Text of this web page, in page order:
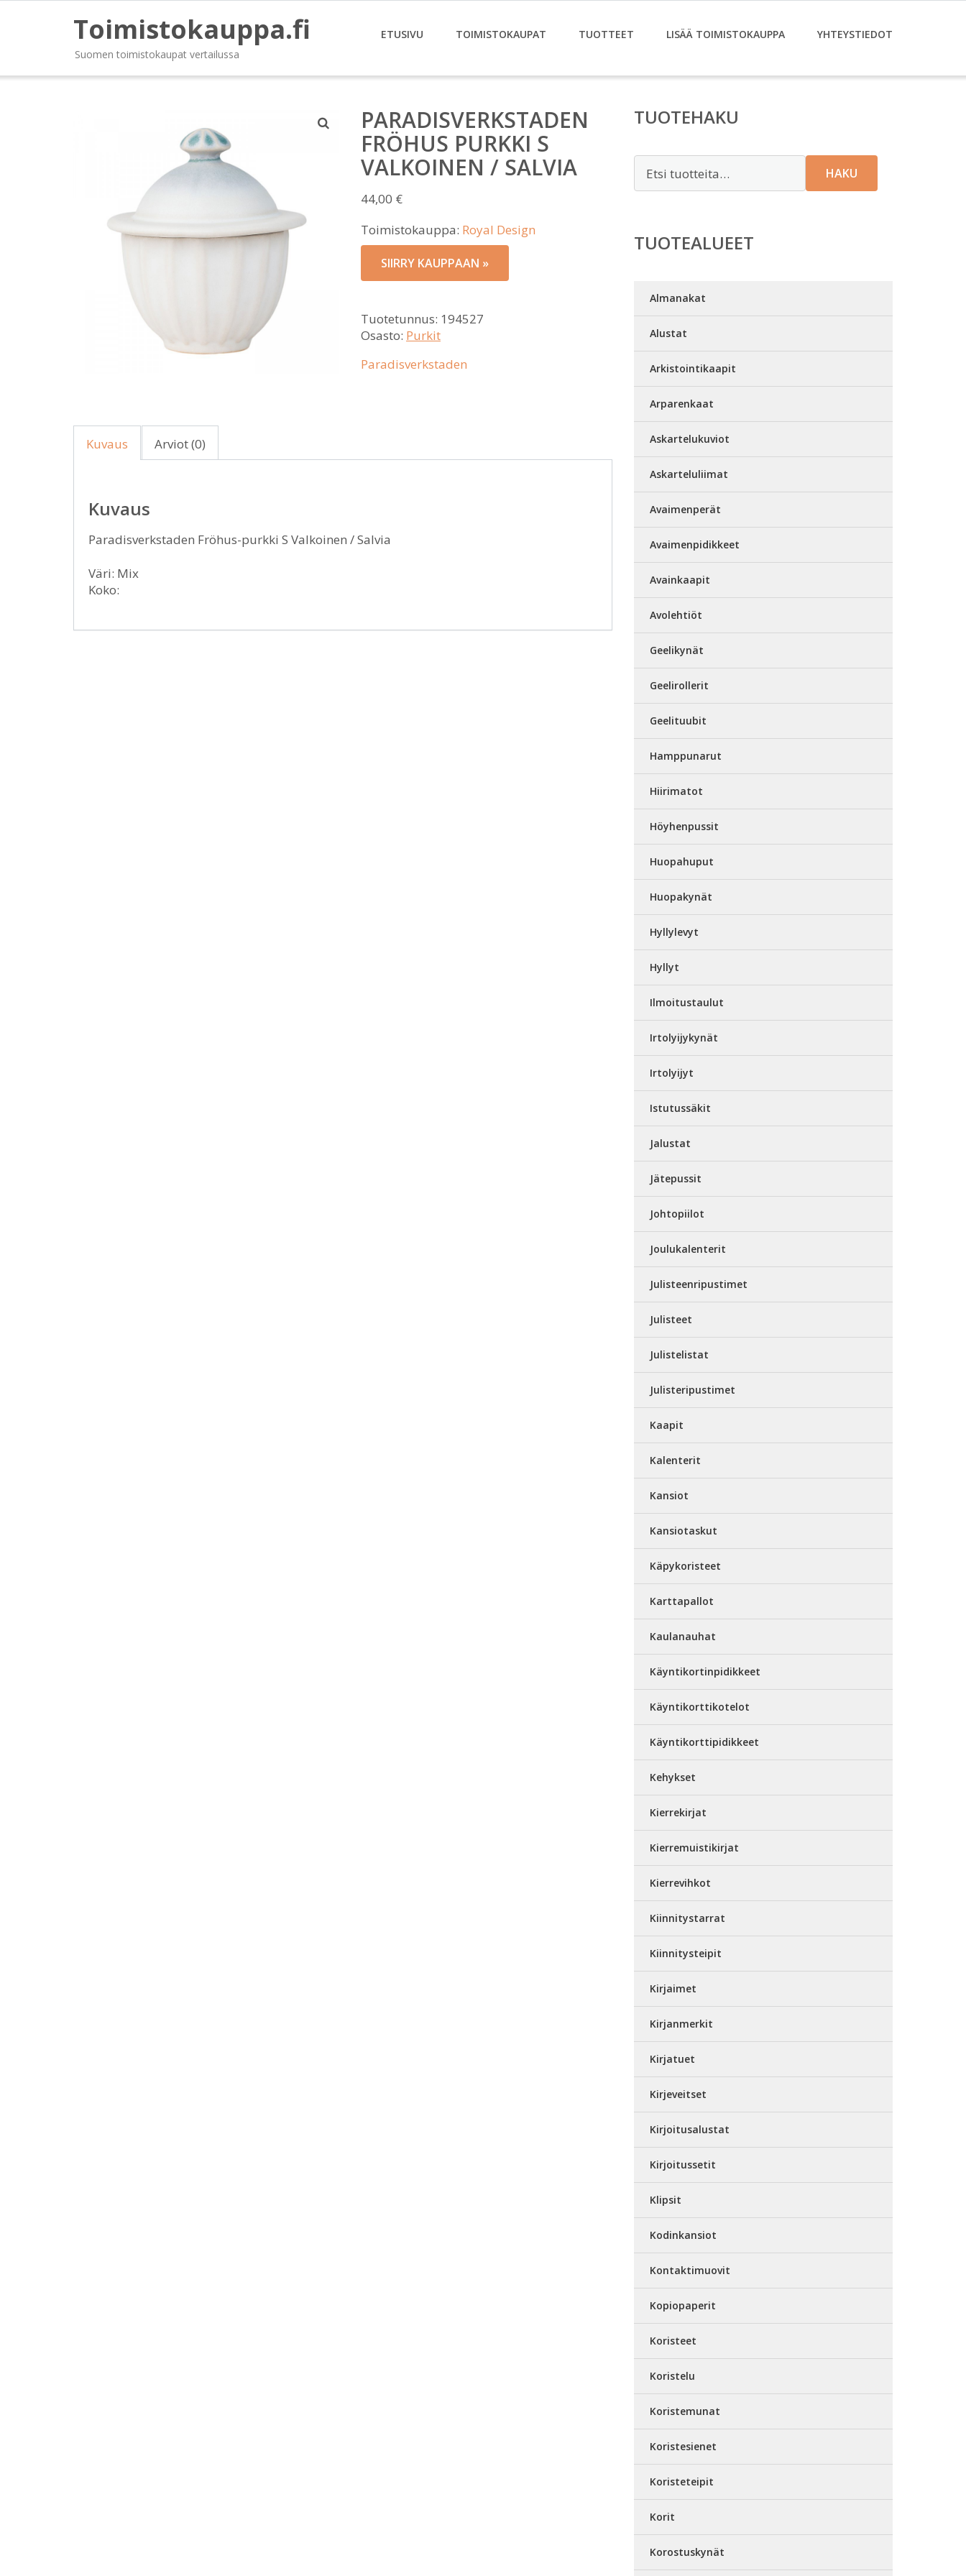
Toimistokauppa.fi
Suomen toimistokaupat vertailussa
ETUSIVU TOIMISTOKAUPAT TUOTTEET LISÄÄ TOIMISTOKAUPPA YHTEYSTIEDOT
PARADISVERKSTADEN
FRÖHUS PURKKI S
VALKOINEN / SALVIA
44,00 €
Toimistokauppa: Royal Design
SIIRRY KAUPPAAN »
Tuotetunnus: 194527
Osasto: Purkit
Paradisverkstaden
Kuvaus Arviot (0)
Kuvaus
Paradisverkstaden Fröhus-purkki S Valkoinen / Salvia
Väri: Mix
Koko:
TUOTEHAKU
HAKU
TUOTEALUEET
Almanakat
Alustat
Arkistointikaapit
Arparenkaat
Askartelukuviot
Askarteluliimat
Avaimenperät
Avaimenpidikkeet
Avainkaapit
Avolehtiöt
Geelikynät
Geelirollerit
Geelituubit
Hamppunarut
Hiirimatot
Höyhenpussit
Huopahuput
Huopakynät
Hyllylevyt
Hyllyt
Ilmoitustaulut
Irtolyijykynät
Irtolyijyt
Istutussäkit
Jalustat
Jätepussit
Johtopiilot
Joulukalenterit
Julisteenripustimet
Julisteet
Julistelistat
Julisteripustimet
Kaapit
Kalenterit
Kansiot
Kansiotaskut
Käpykoristeet
Karttapallot
Kaulanauhat
Käyntikortinpidikkeet
Käyntikorttikotelot
Käyntikorttipidikkeet
Kehykset
Kierrekirjat
Kierremuistikirjat
Kierrevihkot
Kiinnitystarrat
Kiinnitysteipit
Kirjaimet
Kirjanmerkit
Kirjatuet
Kirjeveitset
Kirjoitusalustat
Kirjoitussetit
Klipsit
Kodinkansiot
Kontaktimuovit
Kopiopaperit
Koristeet
Koristelu
Koristemunat
Koristesienet
Koristeteipit
Korit
Korostuskynät